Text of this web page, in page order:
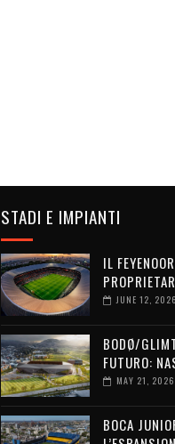
STADI E IMPIANTI
IL
JUNE 12, 2026
BODØ/
FUTURO:
MAY 21, 2026
BOCA